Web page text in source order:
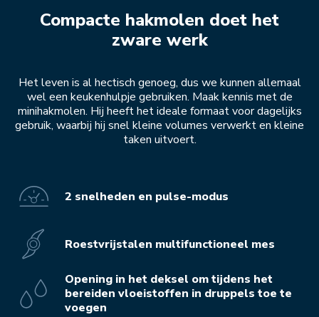
Compacte hakmolen doet het
zware werk
Het leven is al hectisch genoeg, dus we kunnen allemaal
wel een keukenhulpje gebruiken. Maak kennis met de
minihakmolen. Hij heeft het ideale formaat voor dagelijks
gebruik, waarbij hij snel kleine volumes verwerkt en kleine
taken uitvoert.
2 snelheden en pulse-modus
Roestvrijstalen multifunctioneel mes
Opening in het deksel om tijdens het
bereiden vloeistoffen in druppels toe te
voegen